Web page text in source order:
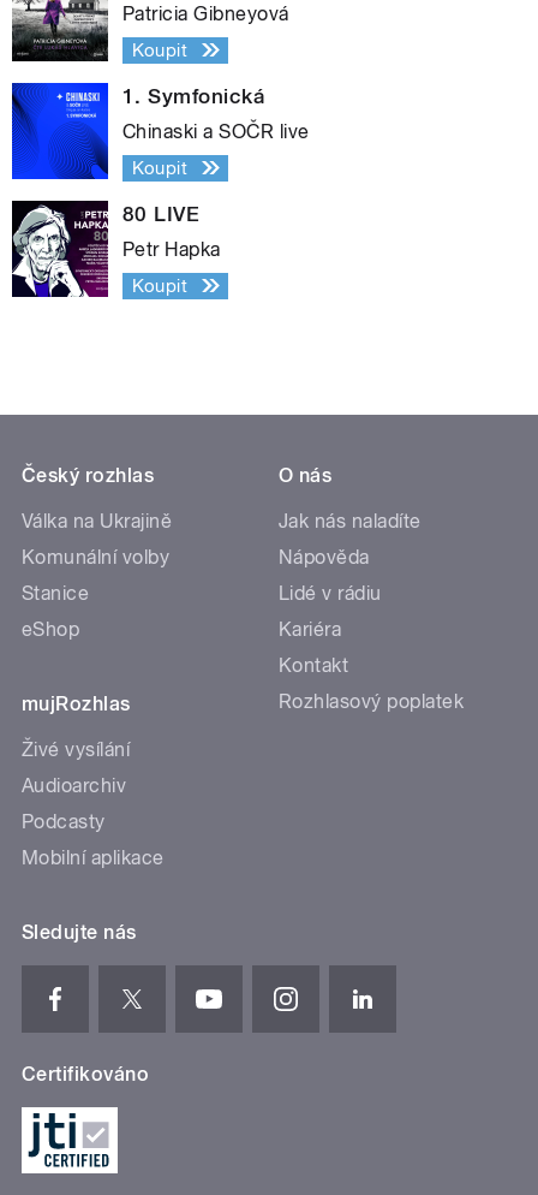
Patricia Gibneyová
Koupit
1. Symfonická
Chinaski a SOČR live
Koupit
80 LIVE
Petr Hapka
Koupit
Český rozhlas
Válka na Ukrajině
Komunální volby
Stanice
eShop
mujRozhlas
Živé vysílání
Audioarchiv
Podcasty
Mobilní aplikace
O nás
Jak nás naladíte
Nápověda
Lidé v rádiu
Kariéra
Kontakt
Rozhlasový poplatek
Sledujte nás
Certifikováno